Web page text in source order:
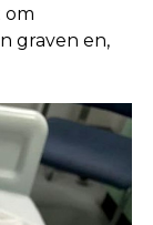
om
graven en,